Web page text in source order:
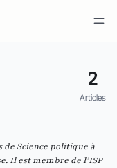
2
Articles
Science politique à
Il est membre de l’ISP